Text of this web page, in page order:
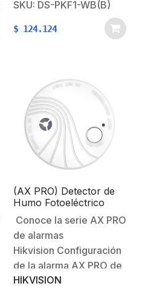
Intrusiones AX
inalámbrica
bidireccional.Permite
realizar operaciones de
armado,
desarmado.Combinación
de botones
configurable.Batería
fácilmente
reemplazable con
protección
PCB.Características
Físicas y
Eléctricas:Voltaje…
SKU: DS-PKF1-WB(B)
$ 124.124
(AX PRO) Detector de
Humo Fotoeléctrico
Inalámbrico para Panel
de Alarma HIKVISION /
Interior / Soporta
Funcionalidad
Autónoma
Conoce la serie AX PRO
de alarmas
Hikvision Configuración
de la alarma AX PRO de
HikvisionBienvenido al
HIKVISION